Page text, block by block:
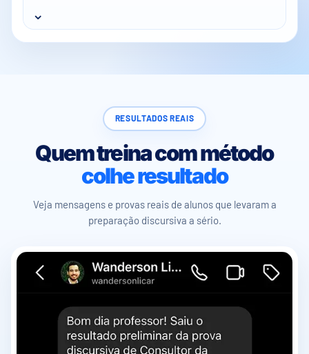
⌄
RESULTADOS REAIS
Quem treina com método
colhe resultado
Veja mensagens e provas reais de alunos que levaram a
preparação discursiva a sério.